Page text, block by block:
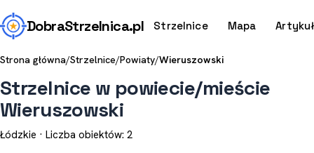
DobraStrzelnica.pl Strzelnice Mapa
Strona główna/Strzelnice/Powiaty/Wieruszowski
Strzelnice w powiecie/mieście
Wieruszowski
Łódzkie · Liczba obiektów: 2